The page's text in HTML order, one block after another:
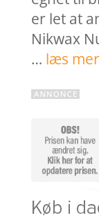
er let at
Nikwax
… læs